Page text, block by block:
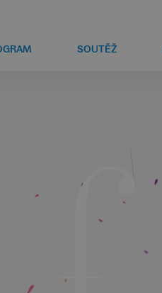
SOUTĚŽ